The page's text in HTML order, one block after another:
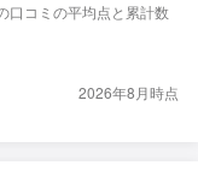
口コミの平均点と累計数
2026年8月時点